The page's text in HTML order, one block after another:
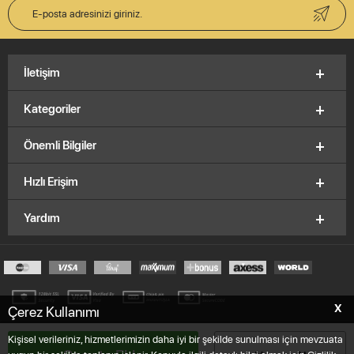
X
Çerez Kullanımı
Kişisel verileriniz, hizmetlerimizin daha iyi bir şekilde sunulması için mevzuata
Kategoriler
Önemli Bilgiler
Hızlı Erişim
Yardım
© 2012-2026, V&K Vitrinkutu.com, E.K.M Brand
İletişim